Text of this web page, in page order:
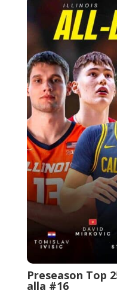
Preseason Top
alla #16